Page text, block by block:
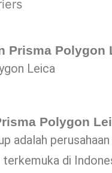
Prisma Polygon
Leica
Polygon
adalah
di